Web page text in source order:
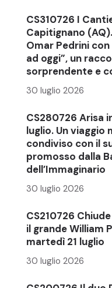
CS310726 I
Capitignano
Omar Pedrini
ad oggi”, un
sorprendente e
30 luglio 2026
CS280726 Arisa
luglio. Un
condiviso con il
promosso dalla
dell’Immaginario
30 luglio 2026
CS210726
il grande William
martedì 21 luglio
30 luglio 2026